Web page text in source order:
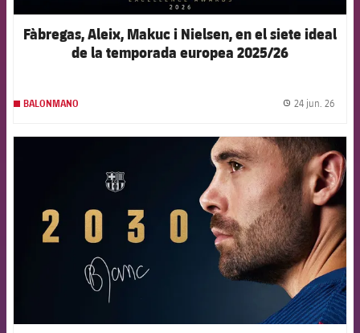
Fàbregas, Aleix, Makuc i Nielsen, en el siete ideal
de la temporada europea 2025/26
BALONMANO 24 jun. 26
FCB Barcelona badge